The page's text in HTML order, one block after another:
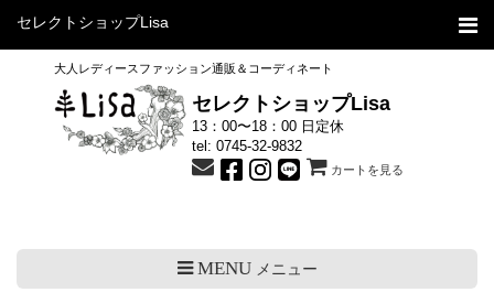
セレクトショップLisa
大人レディースファッション通販＆コーディネート
セレクトショップLisa
13：00〜18：00 日定休
tel: 0745-32-9832
カートを見る
MENUメニュー